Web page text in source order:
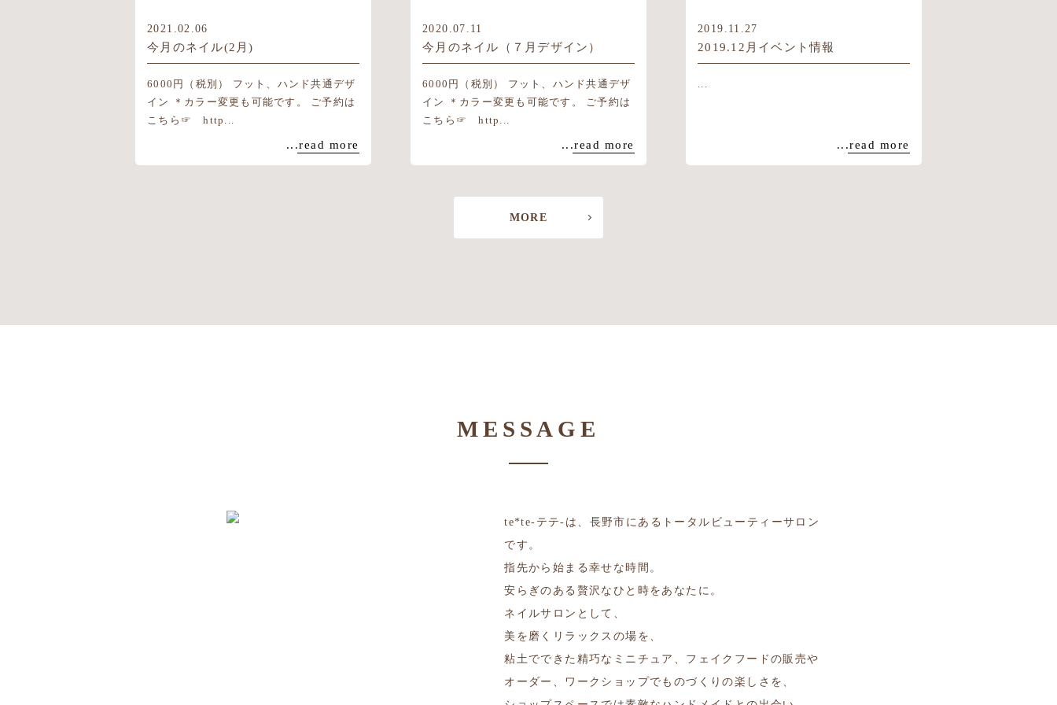
2021.02.06
今月のネイル(2月)
6000円（税別） フット、ハンド共通デザ
イン ＊カラー変更も可能です。 ご予約は
こちら☞ http...
...read more
2020.07.11
今月のネイル（７月デザイン）
6000円（税別） フット、ハンド共通デザ
イン ＊カラー変更も可能です。 ご予約は
こちら☞ http...
...read more
2019.11.27
2019.12月イベント情報
...read more
MORE
MESSAGE
te*te-テテ-は、長野市にあるトータルビューティーサロン
です。
指先から始まる幸せな時間。
安らぎのある贅沢なひと時をあなたに。
ネイルサロンとして、
美を磨くリラックスの場を、
粘土でできた精巧なミニチュア、フェイクフードの販売や
オーダー、ワークショップでものづくりの楽しさを、